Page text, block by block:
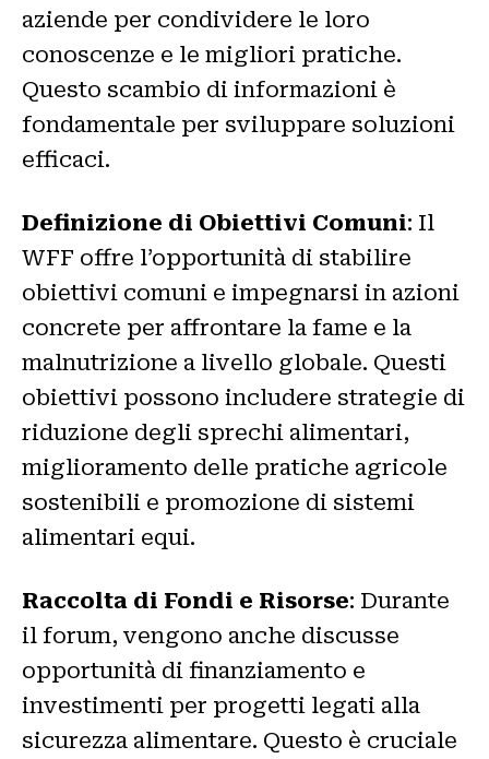
aziende per condividere le loro
conoscenze e le migliori pratiche.
Questo scambio di informazioni è
fondamentale per sviluppare soluzioni
efficaci.
Definizione di Obiettivi Comuni: Il
WFF offre l’opportunità di stabilire
obiettivi comuni e impegnarsi in azioni
concrete per affrontare la fame e la
malnutrizione a livello globale. Questi
obiettivi possono includere strategie di
riduzione degli sprechi alimentari,
miglioramento delle pratiche agricole
sostenibili e promozione di sistemi
alimentari equi.
Raccolta di Fondi e Risorse: Durante
il forum, vengono anche discusse
opportunità di finanziamento e
investimenti per progetti legati alla
sicurezza alimentare. Questo è cruciale